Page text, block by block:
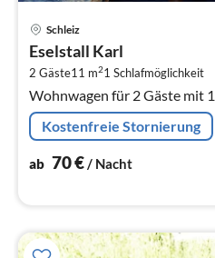
Schleiz
Eselstall Karl
2 Gäste11 m21 Schlafmöglichkeit
Wohnwagen für 2 Gäste mit
Kostenfreie Stornierung
ab 70€/ Nacht